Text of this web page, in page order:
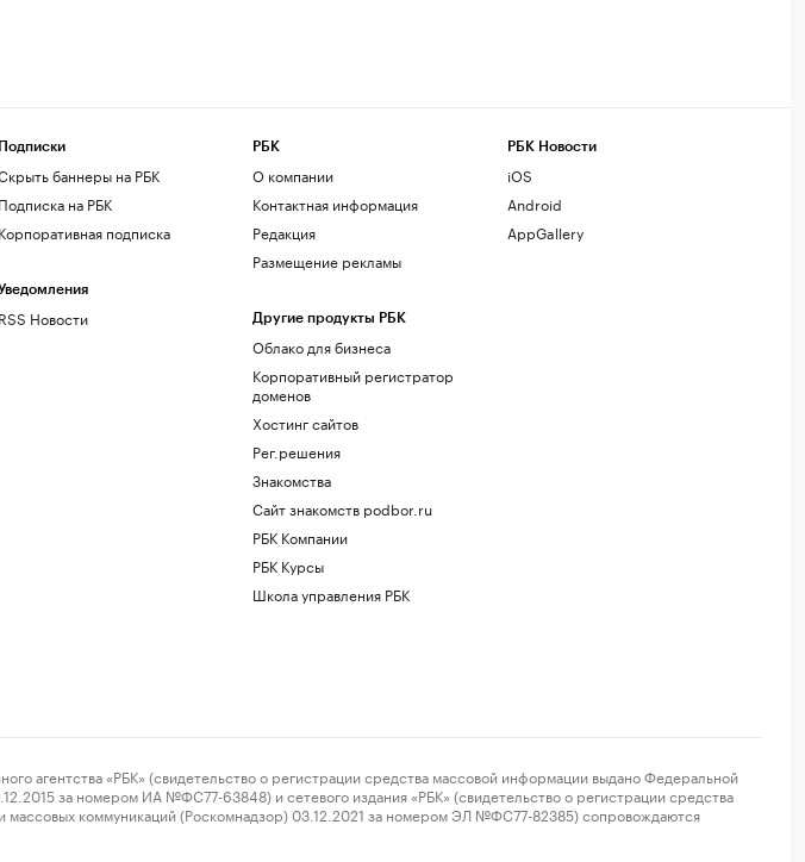
Подписки
баннеры на РБК
Подписка на РБК
Корпоративная подписка
RSS Новости
РБК
О компании
Контактная информация
Редакция
Размещение рекламы
Другие продукты РБК
Облако для бизнеса
Корпоративный регистратор
доменов
Хостинг сайтов
Рег.решения
Знакомства
Сайт знакомств podbor.ru
РБК Компании
РБК Курсы
Школа управления РБК
РБК Новости
iOS
Android
AppGallery
«РБК» (свидетельство о регистрации средства массовой информации выдано Федеральной
за номером ИА №ФС77-63848) и сетевого издания «РБК» (свидетельство о регистрации средства
коммуникаций (Роскомнадзор) 03.12.2021 за номером ЭЛ №ФС77-82385) сопровождаются